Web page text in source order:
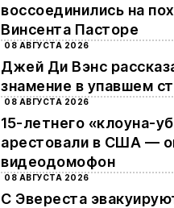
воссоединились на
Винсента Пасторе
08 АВГУСТА 2026
Джей Ди Вэнс
знамение в упавшем
08 АВГУСТА 2026
15-летнего «клоуна-
арестовали в США —
видеодомофон
08 АВГУСТА 2026
С Эвереста